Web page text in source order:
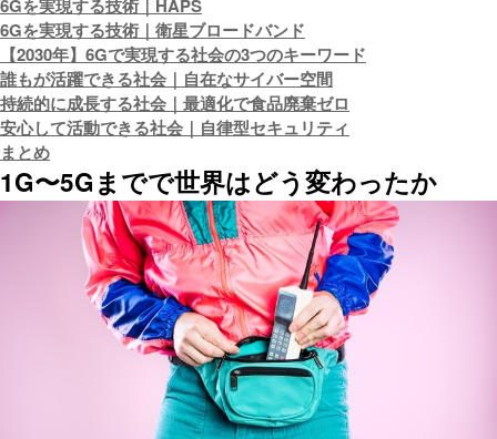
6Gを実現する技術｜HAPS
6Gを実現する技術｜衛星ブロードバンド
【2030年】6Gで実現する社会の3つのキーワード
誰もが活躍できる社会｜自在なサイバー空間
持続的に成長する社会｜最適化で食品廃棄ゼロ
安心して活動できる社会｜自律型セキュリティ
まとめ
1G〜5Gまでで世界はどう変わったか